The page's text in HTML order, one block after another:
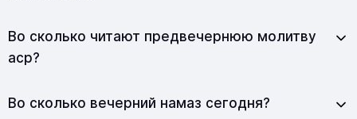
Во сколько читают предвечернюю молитву
аср?
Во сколько вечерний намаз сегодня?